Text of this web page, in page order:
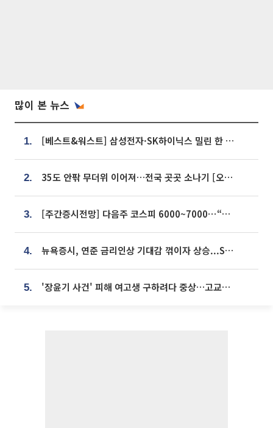
많이 본 뉴스
1. [베스트&워스트] 삼성전자·SK하이닉스 밀린 한 주…상상인증권은 85% 급등
2. 35도 안팎 무더위 이어져…전국 곳곳 소나기 [오늘 날씨]
3. [주간증시전망] 다음주 코스피 6000~7000⋯“外人 수급은 정책이 변수”
4. 뉴욕증시, 연준 금리인상 기대감 꺾이자 상승...S&P500 사상 최고치 [종합]
5. '장윤기 사건' 피해 여고생 구하려다 중상…고교생 의상자 지정